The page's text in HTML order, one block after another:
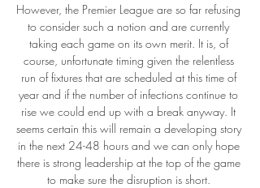
However, the Premier League are so far refusing
to consider such a notion and are currently
taking each game on its own merit. It is, of
course, unfortunate timing given the relentless
run of fixtures that are scheduled at this time of
year and if the number of infections continue to
rise we could end up with a break anyway. It
seems certain this will remain a developing story
in the next 24-48 hours and we can only hope
there is strong leadership at the top of the game
to make sure the disruption is short.